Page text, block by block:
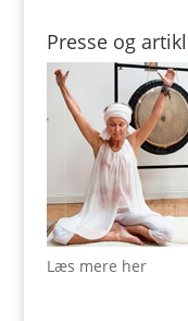
Presse og
Læs mere her